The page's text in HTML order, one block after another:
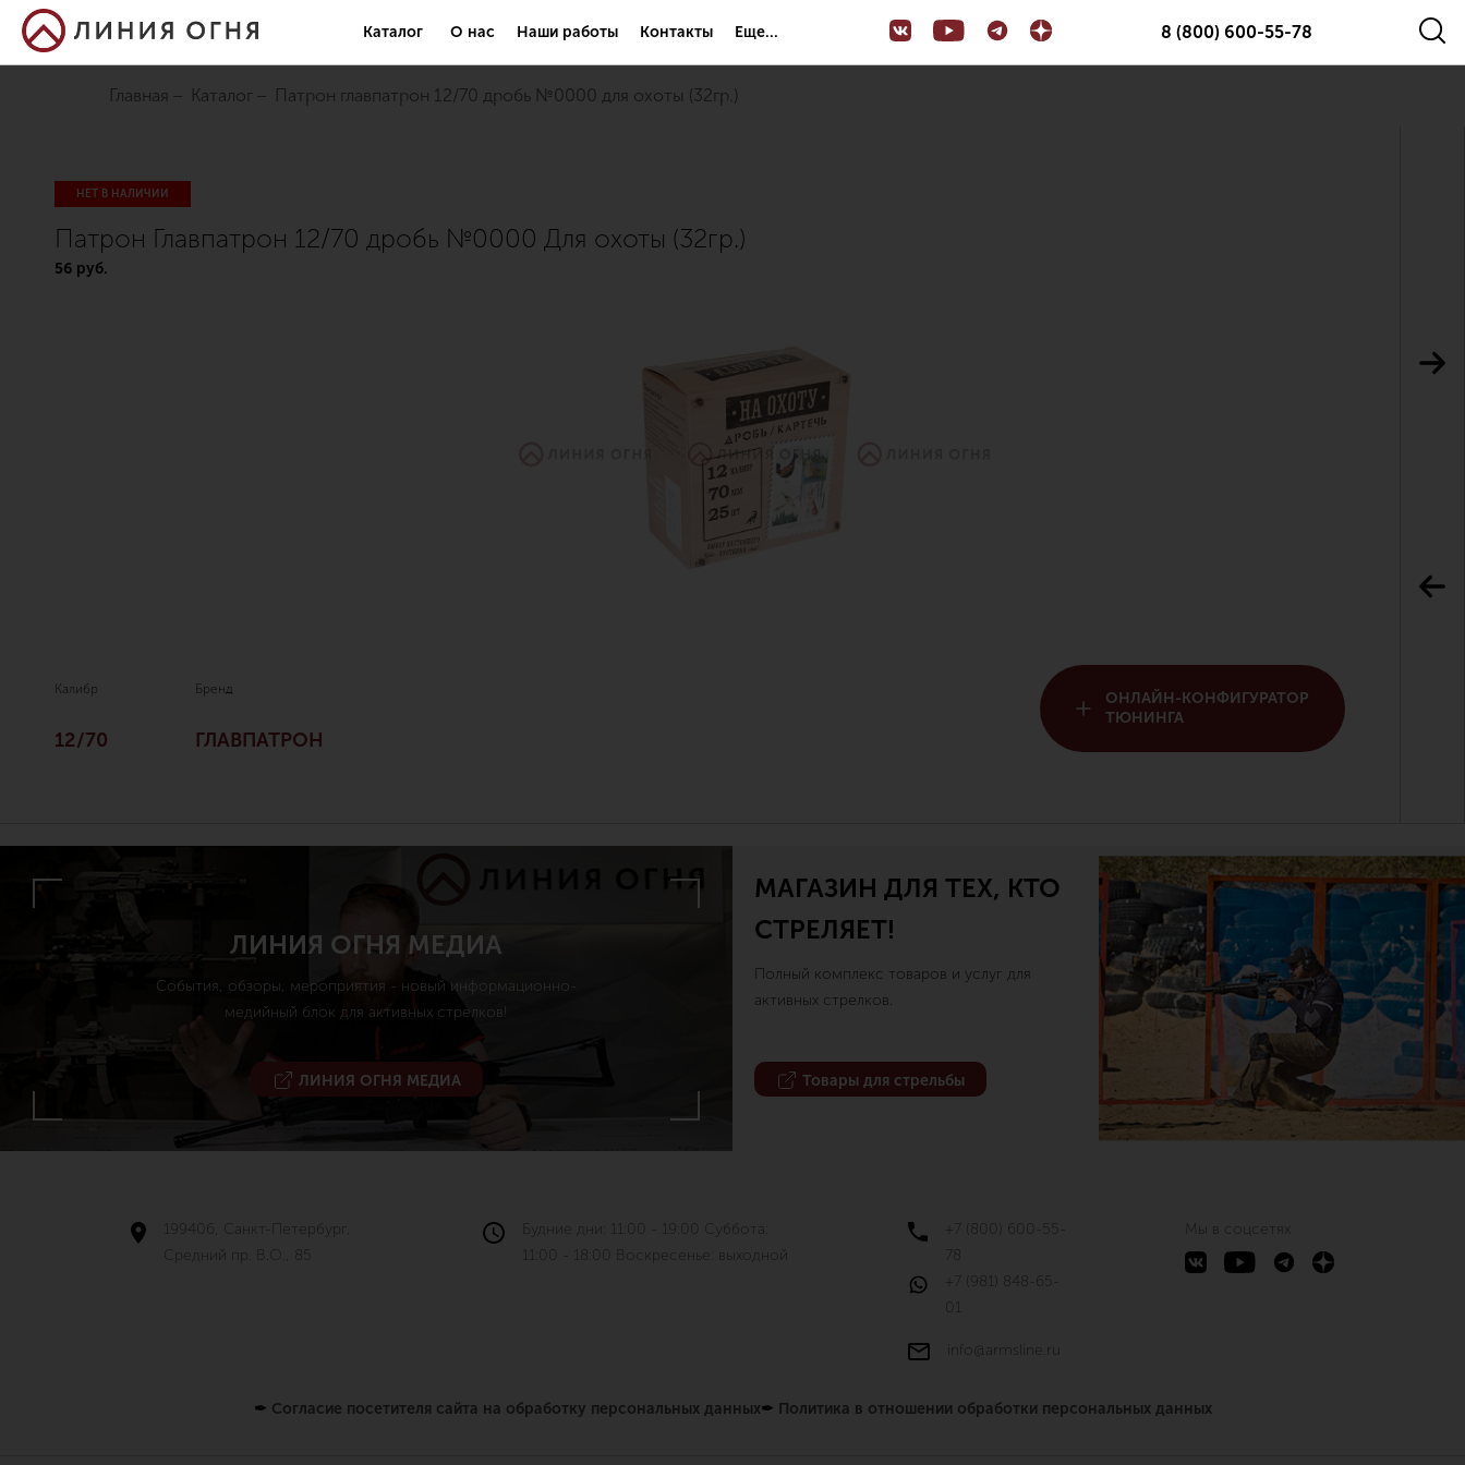
Каталог О нас Наши работы Контакты Еще... 8 (800) 600-55-78
Главная Каталог патрон главпатрон 12/70 дробь №0000 для охоты (32гр.)
НЕТ В НАЛИЧИИ
Патрон Главпатрон 12/70 дробь №0000 Для охоты (32гр.)
56 руб.
Калибр
12/70
Бренд
ГЛАВПАТРОН
ОНЛАЙН-КОНФИГУРАТОР
ТЮНИНГА
ЛИНИЯ ОГНЯ МЕДИА
События, обзоры, мероприятия - новый информационно-
медийный блок для активных стрелков!
ЛИНИЯ ОГНЯ МЕДИА
МАГАЗИН ДЛЯ ТЕХ, КТО
СТРЕЛЯЕТ!
Полный комплекс товаров и услуг для
активных стрелков.
Товары для стрельбы
199406, Санкт-Петербург,
Средний пр. В.О., 85
Будние дни: 11:00 - 19:00 Суббота:
11:00 - 18:00 Воскресенье: выходной
+7 (800) 600-55-
78
+7 (981) 848-65-
01
info@armsline.ru
Мы в соцсетях
✒ Согласие посетителя сайта на обработку персональных данных✒ Политика в отношении обработки персональных данных